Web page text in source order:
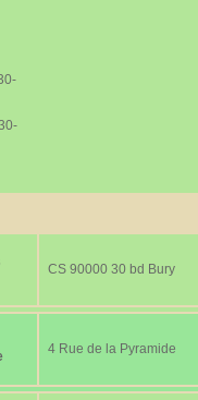
CS 90000 30 bd Bury
4 Rue de la Pyramide